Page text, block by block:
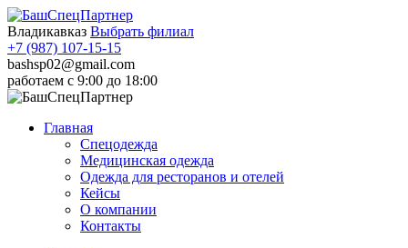
Владикавказ Выбрать филиал
+7 (987) 107-15-15
bashsp02@gmail.com
работаем с 9:00 до 18:00
Главная
Спецодежда
Медицинская одежда
Одежда для ресторанов и отелей
Кейсы
О компании
Контакты